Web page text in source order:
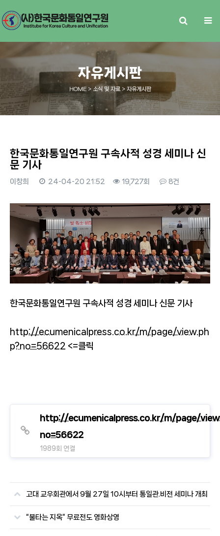
자유게시판
HOME> 소식 및 자료 > 자유게시판
한국문화통일연구원 구속사적 성경 세미나 신
문 기사
이창희 24-04-20 21:52 19,727회 8건
본문
한국문화통일연구원 구속사적 성경 세미나 신문 기사
http://ecumenicalpress.co.kr/m/page/view.ph
p?no=56622 <=클릭
http://ecumenicalpress.co.kr/m/page/
no=56622
1989회 연결
고대 교우회관에서 9월 27일 10시부터 통일관.비전 세미나 개최
“불타는 지옥” 무료전도 영화상영